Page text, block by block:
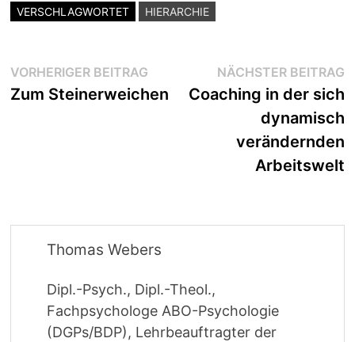
VERSCHLAGWORTET HIERARCHIE
Beitragsnavigation
VORHERIGER BEITRAG Vorheriger
Beitrag:
Zum Steinerweichen
NÄCHSTER BEITRAG
Coaching in der sich
dynamisch
verändernden
Arbeitswelt
Thomas Webers
Dipl.-Psych., Dipl.-Theol.,
Fachpsychologe ABO-Psychologie
(DGPs/BDP), Lehrbeauftragter der